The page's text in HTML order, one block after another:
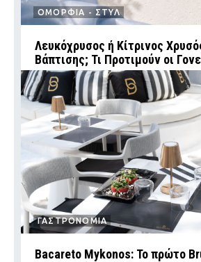
ΟΜΟΡΦΙΑ - ΣΤΥΛ
Λευκόχρυσος ή Κίτρινος
Βάπτισης; Τι Προτιμούν οι
ΓΑΣΤΡΟΝΟΜΙΑ
Bacareto Mykonos: Το πρώτο